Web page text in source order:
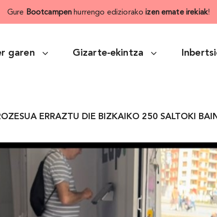
Gure Bootcampen hurrengo ediziorakoizen emate irekiak!
garen Gizarte-ekintza
ERRAZTU DIE BIZKAIKO 250 SALTOKI